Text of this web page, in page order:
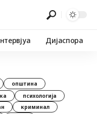
Дијаспора
општина
психологија
криминал